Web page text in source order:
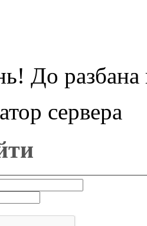
До
сервера